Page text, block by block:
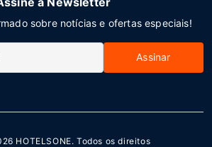
sobre notícias e ofertas especiais!
Assinar
HOTELSONE. Todos os direitos